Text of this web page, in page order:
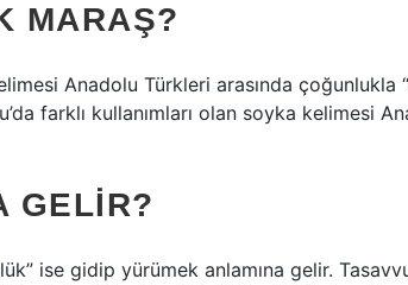
MARAŞ?
Anadolu Türkleri arasında çoğunlukla
farklı kullanımları olan soyka kelimesi
GELIR?
ise gidip yürümek anlamına gelir.